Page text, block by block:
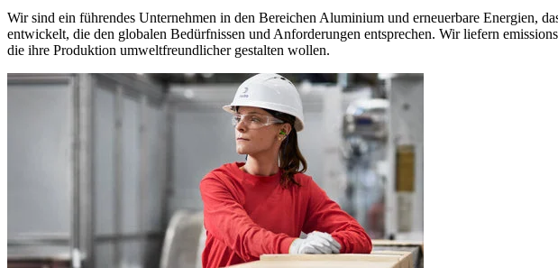
Wir sind ein führendes Unternehmen in den Bereichen Aluminium und erneuerbare Energien,
entwickelt, die den globalen Bedürfnissen und Anforderungen entsprechen. Wir liefern
die ihre Produktion umweltfreundlicher gestalten wollen.